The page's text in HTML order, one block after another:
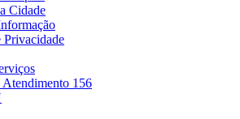
Cidade
Privacidade
Atendimento 156